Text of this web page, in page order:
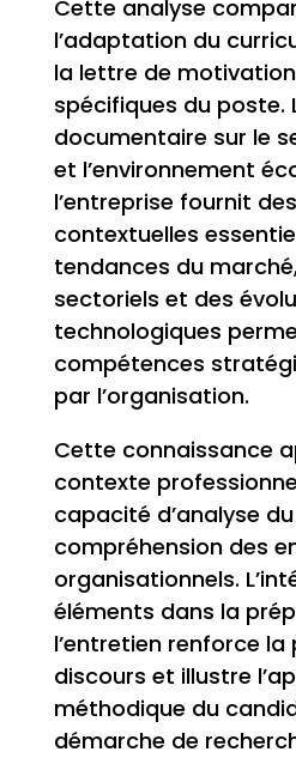
Cette analyse
l’adaptation du
la lettre de
spécifiques du poste.
documentaire sur le
et l’environnement
l’entreprise fournit
contextuelles
tendances du
sectoriels et des
technologiques
compétences
par l’organisation.
Cette connaissance
contexte
capacité d’analyse
compréhension des
organisationnels.
éléments dans la
l’entretien renforce
discours et illustre
méthodique du
démarche de